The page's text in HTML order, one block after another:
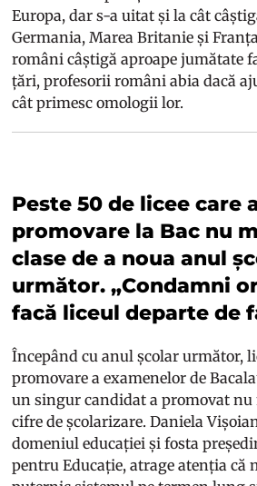
Europa, dar s-a uitat și la cât
Germania, Marea Britanie și
români câștigă aproape jumătate
țări, profesorii români abia dacă
cât primesc omologii lor.
Peste 50 de licee care
promovare la Bac nu
clase de a noua anul
următor. „Condamni
facă liceul departe de
Începând cu anul școlar următor,
promovare a examenelor de
un singur candidat a promovat
cifre de școlarizare. Daniela
domeniul educației și fosta
pentru Educație, atrage atenția că